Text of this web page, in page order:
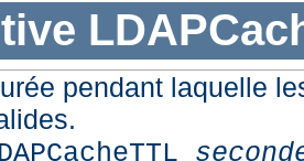
pendant laquelle